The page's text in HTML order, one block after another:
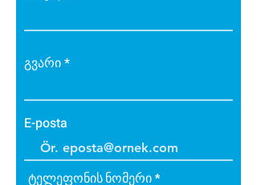
გვარი
E-posta
ტელეფონის ნომერი